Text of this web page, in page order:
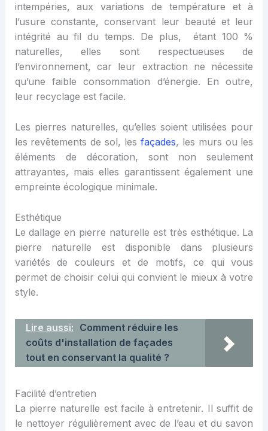
intempéries, aux variations de température et à
l’usure constante, conservant leur beauté et leur
intégrité au fil du temps. De plus, étant 100 %
naturelles, elles sont respectueuses de
l’environnement, car leur extraction ne nécessite
qu’une faible consommation d’énergie. En outre,
leur recyclage est facile.
Les pierres naturelles, qu’elles soient utilisées pour
les revêtements de sol, les façades, les murs ou les
éléments de décoration, sont non seulement
attrayantes, mais elles garantissent également une
empreinte écologique minimale.
Esthétique
Le dallage en pierre naturelle est très esthétique. La
pierre naturelle est disponible dans plusieurs
variétés de couleurs et de motifs, ce qui vous
permet de choisir celui qui convient le mieux à votre
style.
Lire aussi: Comment réduire les
coûts d'installation de façades
tout en conservant la qualité ?
Facilité d’entretien
La pierre naturelle est facile à entretenir. Il suffit de
le nettoyer régulièrement avec de l’eau et du savon